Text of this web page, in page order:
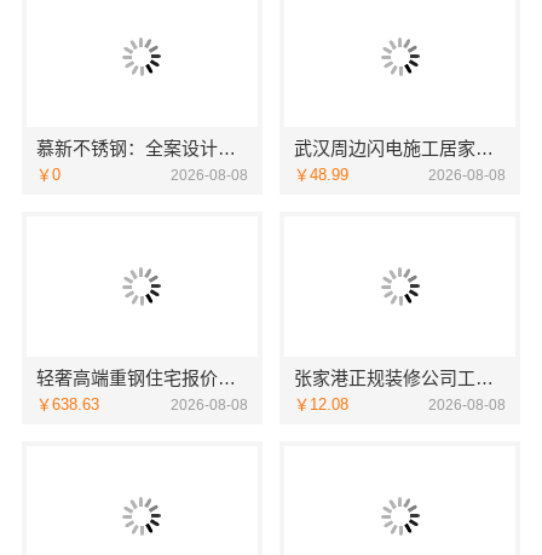
慕新不锈钢：全案设计卫生间304材质
￥0 2026-08-08
武汉周边闪电施工居家装修一楼带院，本地快装
￥48.99 2026-08-08
轻奢高端重钢住宅报价，云南晟构定制专属私宅
￥638.63 2026-08-08
张家港正规装修公司工程施工费用-苏州兔哥哥智装新材料
￥12.08 2026-08-08